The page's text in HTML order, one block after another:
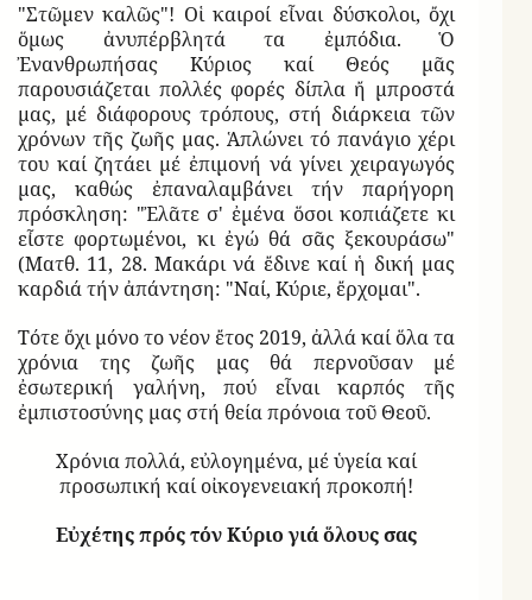
"Στῶμεν καλῶς"! Οἱ καιροί εἶναι δύσκολοι, ὄχι
ὅμως ἀνυπέρβλητά τα ἐμπόδια. Ὁ
Ἐνανθρωπήσας Κύριος καί Θεός μᾶς
παρουσιάζεται πολλές φορές δίπλα ἤ μπροστά
μας, μέ διάφορους τρόπους, στή διάρκεια τῶν
χρόνων τῆς ζωῆς μας. Ἁπλώνει τό πανάγιο χέρι
του καί ζητάει μέ ἐπιμονή νά γίνει χειραγωγός
μας, καθώς ἐπαναλαμβάνει τήν παρήγορη
πρόσκληση: "Ἐλᾶτε σ' ἐμένα ὅσοι κοπιάζετε κι
εἶστε φορτωμένοι, κι ἐγώ θά σᾶς ξεκουράσω"
(Ματθ. 11, 28. Μακάρι νά ἔδινε καί ἡ δική μας
καρδιά τήν ἀπάντηση: "Ναί, Κύριε, ἔρχομαι".
Τότε ὄχι μόνο το νέον ἔτος 2019, ἀλλά καί ὅλα τα
χρόνια της ζωῆς μας θά περνοῦσαν μέ
ἐσωτερική γαλήνη, πού εἶναι καρπός τῆς
ἐμπιστοσύνης μας στή θεία πρόνοια τοῦ Θεοῦ.
Χρόνια πολλά, εὐλογημένα, μέ ὑγεία καί
προσωπική καί οἰκογενειακή προκοπή!
Εὐχέτης πρός τόν Κύριο γιά ὅλους σας